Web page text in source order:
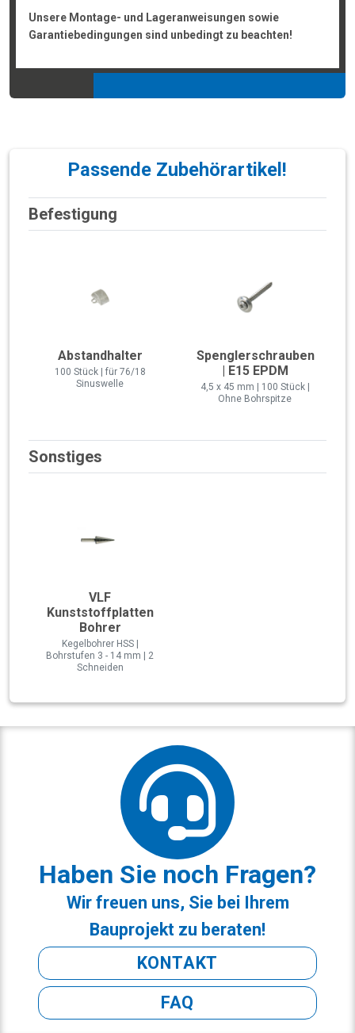
Unsere Montage- und Lageranweisungen sowie
Garantiebedingungen sind unbedingt zu beachten!
Passende Zubehörartikel!
Befestigung
Abstandhalter
100 Stück | für 76/18
Sinuswelle
Spenglerschrauben
| E15 EPDM
4,5 x 45 mm | 100 Stück |
Ohne Bohrspitze
Sonstiges
VLF
Kunststoffplatten
Bohrer
Kegelbohrer HSS |
Bohrstufen 3 - 14 mm | 2
Schneiden
Haben Sie noch Fragen?
Wir freuen uns, Sie bei Ihrem
Bauprojekt zu beraten!
KONTAKT
FAQ